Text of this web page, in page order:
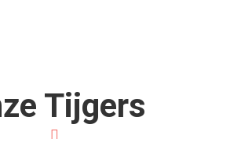
Tijgers